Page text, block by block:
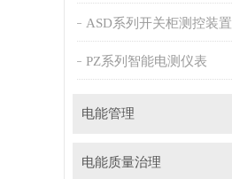
ASD系列开关柜测控装置
PZ系列智能电测仪表
电能管理
电能质量治理